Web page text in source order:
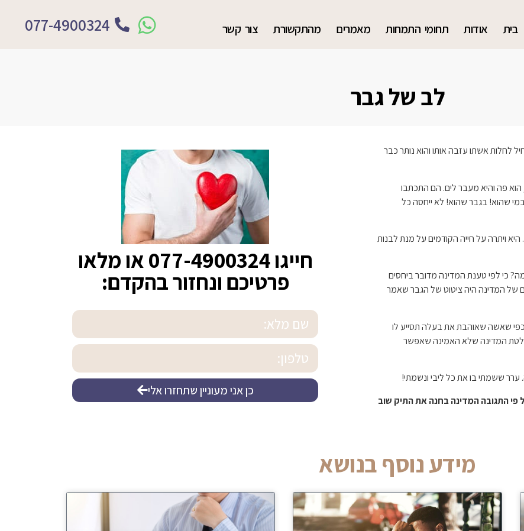
בית אודות תחומי התמחות מאמרים מהתקשורת צור קשר 077-4900324
לב של גבר
לחלות אשתו עזבה אותו והוא נותר כבר
הוא פה והיא מעבר לים. הם התכתבו
שהוא! בגבר שהוא! לא ייחסה כל
ויתרה על חייה הקודמים על מנת לבנות
כי לפי טענת המדינה מדובר ביחסים
של המדינה היה ציטוט של הגבר שאמר
שאשה שאוהבת את בעלה תסייע לו
המדינה שלא האמינה שאפשר
ששמתי בו את כל ליבי ונשמתי!
התגובה המדינה בחנה את התיק שוב
חייגו077-4900324או מלאו
פרטיכם ונחזור בהקדם:
כן אני מעוניין שתחזרו אלי
מידע נוסף בנושא